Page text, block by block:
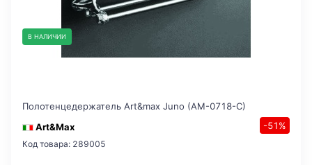
В НАЛИЧИИ
Полотенцедержатель Art&max Juno (AM-0718-C)
Art&Max
-51%
Код товара: 289005